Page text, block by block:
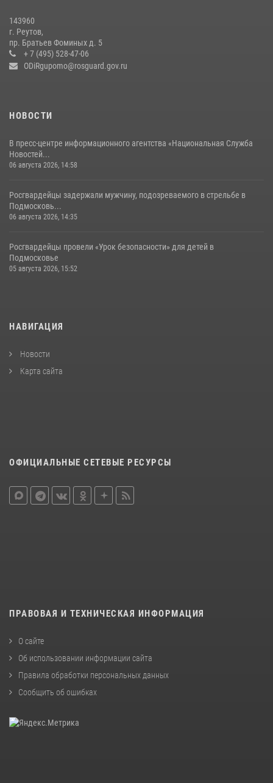
сотрудников спецподразделений в преодолении полосы
препятствий со стрельбой
14 июля 2026, 15:13
143960
г. Реутов,
пр. Братьев Фоминых д. 5
+ 7 (495) 528-47-06
ODiRgupomo@rosguard.gov.ru
НОВОСТИ
В пресс-центре информационного агентства «Национальная Служба
Новостей...
06 августа 2026, 14:58
Росгвардейцы задержали мужчину, подозреваемого в стрельбе в
Подмосковь...
06 августа 2026, 14:35
Росгвардейцы провели «Урок безопасности» для детей в
Подмосковье
05 августа 2026, 15:52
НАВИГАЦИЯ
Новости
Карта сайта
ОФИЦИАЛЬНЫЕ СЕТЕВЫЕ РЕСУРСЫ
ПРАВОВАЯ И ТЕХНИЧЕСКАЯ ИНФОРМАЦИЯ
О сайте
Об использовании информации сайта
Правила обработки персональных данных
Сообщить об ошибках